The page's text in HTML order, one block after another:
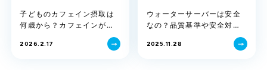
子どものカフェイン摂取は
何歳から？カフェインが与
える影響や注意点について
解説！
2026.2.17
ウォーターサーバーは安全
なの？品質基準や安全対
説！
2025.11.28